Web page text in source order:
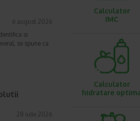
6 august 2026
si
se spune ca
28 iulie 2026
Calculator
IMC
Calculator
hidratare